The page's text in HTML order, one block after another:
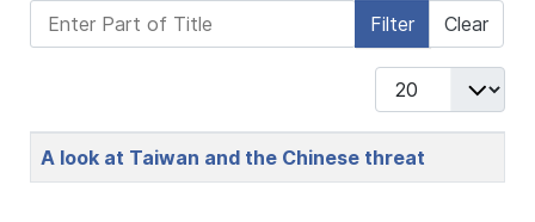
Enter Part of Title Filter Clear
Display #
Title
A look at Taiwan and the Chinese threat